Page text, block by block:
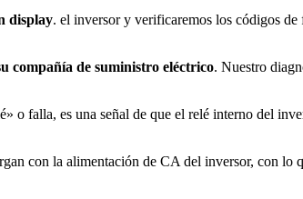
display. el inversor y verificaremos los códigos
compañía de suministro eléctrico. Nuestro
o falla, es una señal de que el relé interno del
con la alimentación de CA del inversor, con